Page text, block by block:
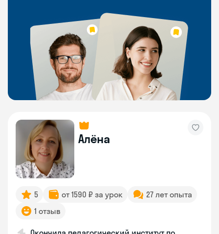
Алёна
5 от 1590 ₽ за урок
27 лет опыта
1 отзыв